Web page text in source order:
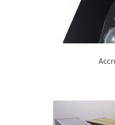
Monitoring Renfort de
RF 130+